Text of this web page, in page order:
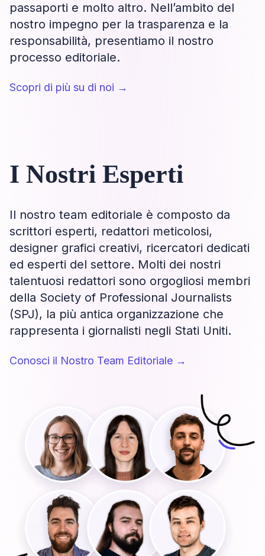
passaporti e molto altro. Nell’ambito del
nostro impegno per la trasparenza e la
responsabilità, presentiamo il nostro
processo editoriale.
Scopri di più su di noi →
I Nostri Esperti
Il nostro team editoriale è composto da
scrittori esperti, redattori meticolosi,
designer grafici creativi, ricercatori dedicati
ed esperti del settore. Molti dei nostri
talentuosi redattori sono orgogliosi membri
della Society of Professional Journalists
(SPJ), la più antica organizzazione che
rappresenta i giornalisti negli Stati Uniti.
Conosci il Nostro Team Editoriale →